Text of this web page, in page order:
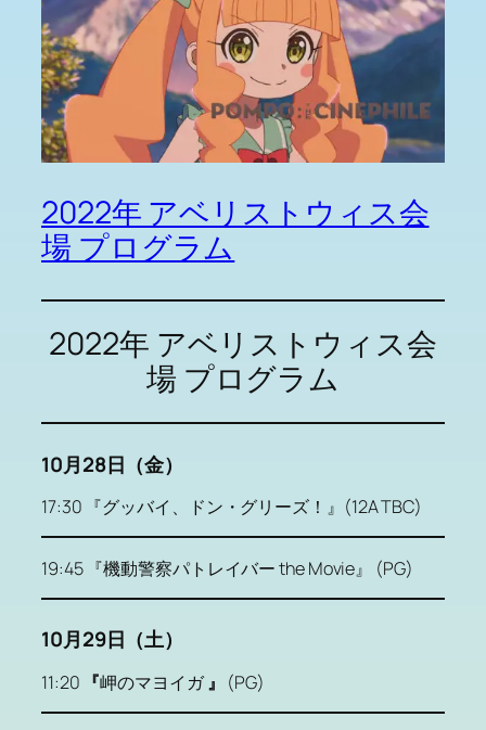
2022年 アベリストウィス会
場 プログラム
2022年 アベリストウィス会
場 プログラム
10月28日（金）
17:30 『グッバイ、ドン・グリーズ！』(12A TBC)
19:45 『機動警察パトレイバー the Movie』 (PG)
10月29日（土）
11:20 『岬のマヨイガ』 (PG)